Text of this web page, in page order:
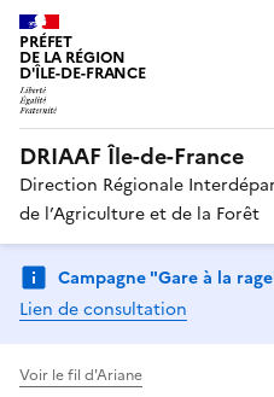
PRÉFET
DE LA RÉGION
D'ÎLE-DE-FRANCE
DRIAAF Île-de-France
Direction Régionale
de l’Agriculture et de la Forêt
Campagne "Gare à la
Lien de consultation
Voir le fil d'Ariane